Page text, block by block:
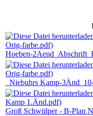
Hoeben-
_Niebuhrs Kamp-
Groß Schwülper - B-Plan